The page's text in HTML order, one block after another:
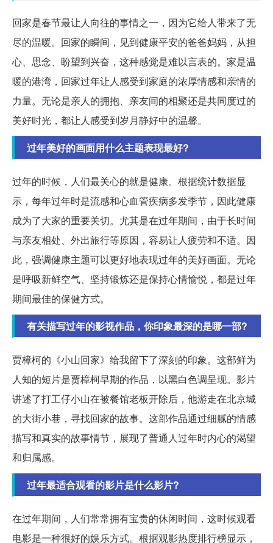
回家是春节最让人向往的事情之一，因为它给人带来了无
尽的温暖。回家的瞬间，见到健康平安的爸爸妈妈，从担
心、思念、盼望到兴奋，这种感觉是难以言表的。家是温
暖的港湾，回家过年让人感受到家庭的浓厚情感和亲情的
力量。无论是亲人的拥抱、亲友间的相聚还是共同度过的
美好时光，都让人感受到岁月静好中的温馨。
过年美好的画面用什么主题表现最好?
过年的时候，人们最关心的就是健康。根据统计数据显
示，每年过年时是流感和心血管疾病多发季节，因此健康
成为了大家的重要关切。尤其是在过年期间，由于长时间
与亲友相处、外出旅行等原因，容易让人疲劳和不适。因
此，强调健康主题可以更好地表现过年的美好画面。无论
是呼吸新鲜空气、坚持锻炼还是保持心情愉悦，都是过年
期间最佳的保健方式。
有关描写过年的影视作品，你印象最深的是哪一部?
贾樟柯的《小山回家》给我留下了深刻的印象。这部鲜为
人知的短片是贾樟柯早期的作品，以黑白色调呈现。影片
讲述了打工仔小山在被餐馆老板开除后，他游走在北京城
的大街小巷，寻找回家的故事。这部作品通过细腻的情感
描写和真实的故事情节，展现了普通人过年时内心的渴望
和归属感。
过年最适合观看的影片是什么影片?
在过年期间，人们常常拥有宝贵的休闲时间，这时候观看
电影是一种很好的娱乐方式。根据观影热度排行榜显示，